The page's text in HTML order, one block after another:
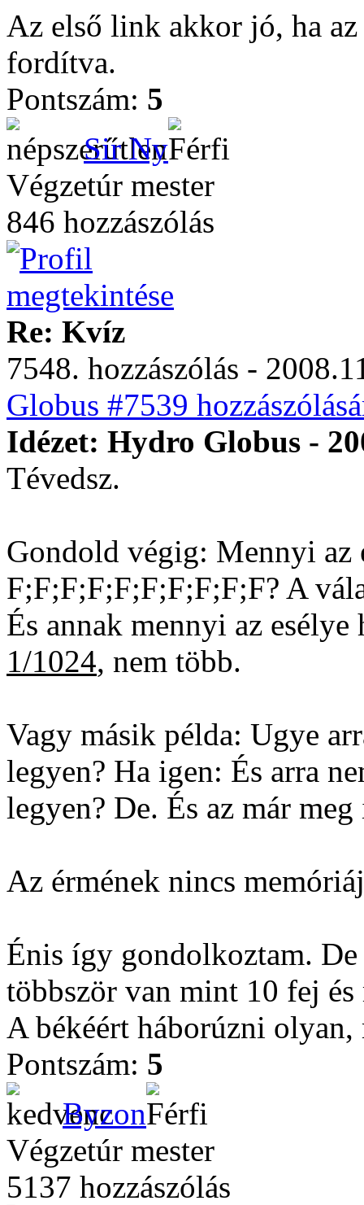
Az első link akkor jó, ha
fordítva.
Pontszám: 5
Sir Ny
Végzetúr mester
846 hozzászólás
Re: Kvíz
7548. hozzászólás -
Globus #7539
Idézet: Hydro Globus -
Tévedsz.
Gondold végig: Mennyi az
F;F;F;F;F;F;F;F;F;F? A
És annak mennyi az
1/1024, nem több.
Vagy másik példa: Ugye
legyen? Ha igen: És arra
legyen? De. És az már
Az érmének nincs
Énis így gondolkoztam. De
többször van mint 10 fej
A békéért háborúzni olyan,
Pontszám: 5
Byzon
Végzetúr mester
5137 hozzászólás